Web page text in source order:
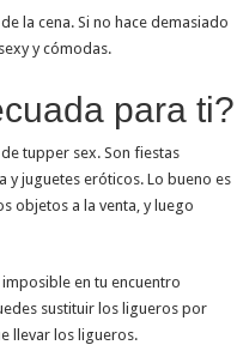
la cena. Si no hace demasiado
y cómodas.
para ti?
tupper sex. Son fiestas
y juguetes eróticos. Lo bueno es
objetos a la venta, y luego
en tu encuentro
sustituir los ligueros por
llevar los ligueros.